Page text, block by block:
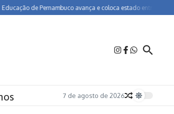
de Pernambuco avança e coloca estado entre os
7 de agosto de 2026